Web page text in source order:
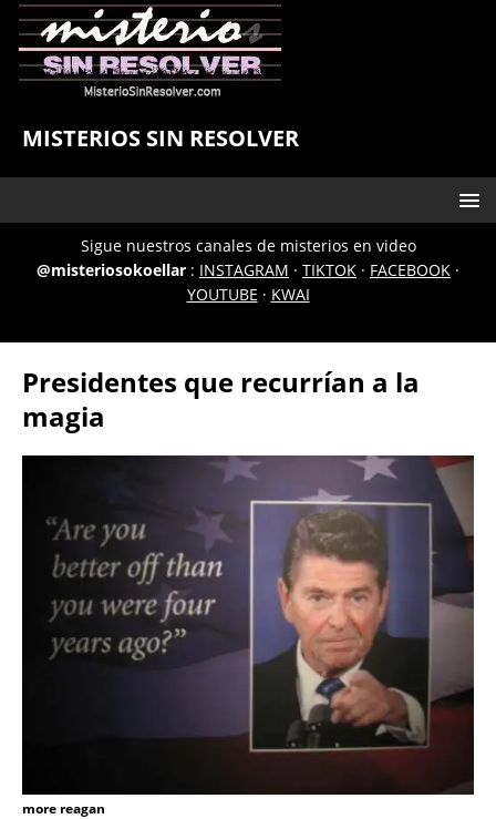
MISTERIOS SIN RESOLVER
Sigue nuestros canales de misterios en video
@misteriosokoellar : INSTAGRAM · TIKTOK · FACEBOOK ·
YOUTUBE · KWAI
Presidentes que recurrían a la
magia
more reagan